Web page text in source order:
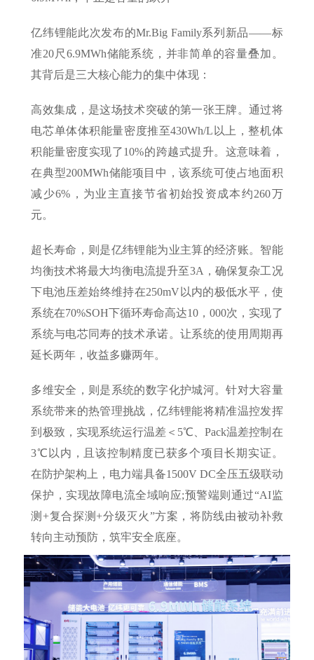
亿纬锂能此次发布的Mr.Big Family系列新品——标
准20尺6.9MWh储能系统，并非简单的容量叠加。
其背后是三大核心能力的集中体现：
高效集成，是这场技术突破的第一张王牌。通过将
电芯单体体积能量密度推至430Wh/L以上，整机体
积能量密度实现了10%的跨越式提升。这意味着，
在典型200MWh储能项目中，该系统可使占地面积
减少6%，为业主直接节省初始投资成本约260万
元。
超长寿命，则是亿纬锂能为业主算的经济账。智能
均衡技术将最大均衡电流提升至3A，确保复杂工况
下电池压差始终维持在250mV以内的极低水平，使
系统在70%SOH下循环寿命高达10，000次，实现了
系统与电芯同寿的技术承诺。让系统的使用周期再
延长两年，收益多赚两年。
多维安全，则是系统的数字化护城河。针对大容量
系统带来的热管理挑战，亿纬锂能将精准温控发挥
到极致，实现系统运行温差＜5℃、Pack温差控制在
3℃以内，且该控制精度已获多个项目长期实证。
在防护架构上，电力端具备1500V DC全压五级联动
保护，实现故障电流全域响应;预警端则通过“AI监
测+复合探测+分级灭火”方案，将防线由被动补救
转向主动预防，筑牢安全底座。